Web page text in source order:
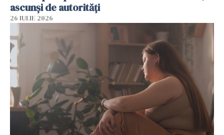
ascunși de autorități
26 IULIE 2026